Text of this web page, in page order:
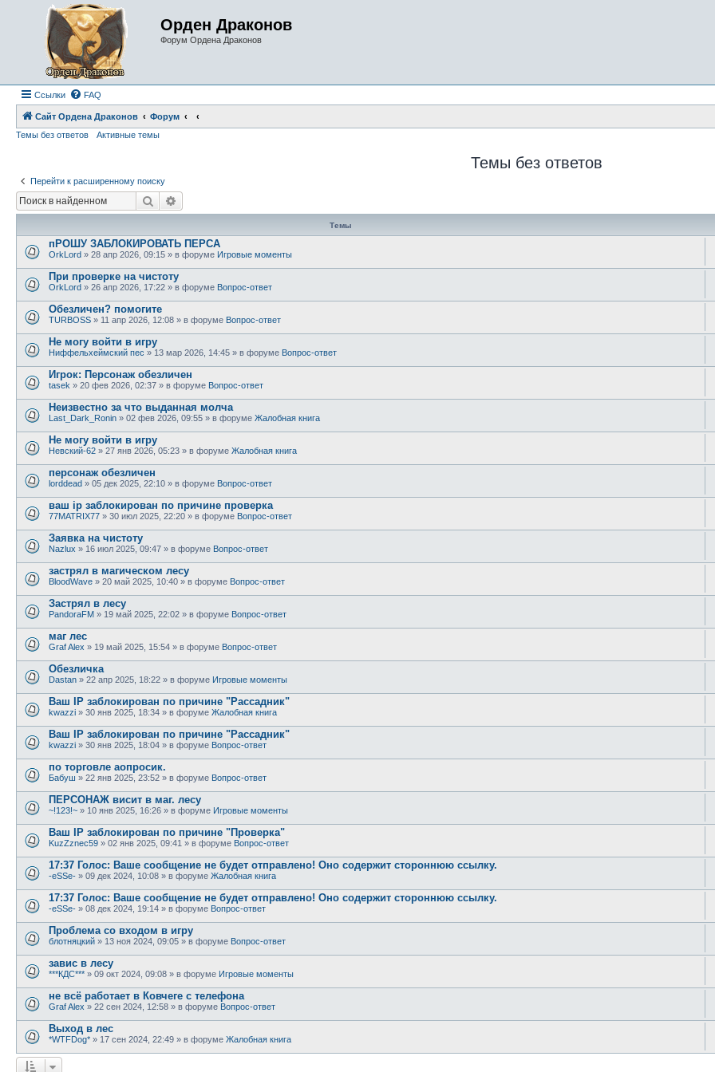
Орден Драконов
Форум Ордена Драконов
Ссылки FAQ
Сайт Ордена Драконов
Форум
Темы без ответов
Активные темы
Темы без ответов
Перейти к расширенному поиску
Поиск
Темы
пРОШУ ЗАБЛОКИРОВАТЬ ПЕРСА
OrkLord » 28 апр 2026, 09:15 » в форуме Игровые моменты
При проверке на чистоту
OrkLord » 26 апр 2026, 17:22 » в форуме Вопрос-ответ
Обезличен? помогите
TURBOSS » 11 апр 2026, 12:08 » в форуме Вопрос-ответ
Не могу войти в игру
Ниффельхеймский пес » 13 мар 2026, 14:45 » в форуме Вопрос-ответ
Игрок: Персонаж обезличен
tasek » 20 фев 2026, 02:37 » в форуме Вопрос-ответ
Неизвестно за что выданная молча
Last_Dark_Ronin » 02 фев 2026, 09:55 » в форуме Жалобная книга
Не могу войти в игру
Невский-62 » 27 янв 2026, 05:23 » в форуме Жалобная книга
персонаж обезличен
lorddead » 05 дек 2025, 22:10 » в форуме Вопрос-ответ
ваш ip заблокирован по причине проверка
77MATRIX77 » 30 июл 2025, 22:20 » в форуме Вопрос-ответ
Заявка на чистоту
Nazlux » 16 июл 2025, 09:47 » в форуме Вопрос-ответ
застрял в магическом лесу
BloodWave » 20 май 2025, 10:40 » в форуме Вопрос-ответ
Застрял в лесу
PandoraFM » 19 май 2025, 22:02 » в форуме Вопрос-ответ
маг лес
Graf Alex » 19 май 2025, 15:54 » в форуме Вопрос-ответ
Обезличка
Dastan » 22 апр 2025, 18:22 » в форуме Игровые моменты
Ваш IP заблокирован по причине "Рассадник"
kwazzi » 30 янв 2025, 18:34 » в форуме Жалобная книга
Ваш IP заблокирован по причине "Рассадник"
kwazzi » 30 янв 2025, 18:04 » в форуме Вопрос-ответ
по торговле аопросик.
Бабуш » 22 янв 2025, 23:52 » в форуме Вопрос-ответ
ПЕРСОНАЖ висит в маг. лесу
~!123!~ » 10 янв 2025, 16:26 » в форуме Игровые моменты
Ваш IP заблокирован по причине "Проверка"
KuzZznec59 » 02 янв 2025, 09:41 » в форуме Вопрос-ответ
17:37 Голос: Ваше сообщение не будет отправлено! Оно содержит стороннюю ссылку.
-eSSe- » 09 дек 2024, 10:08 » в форуме Жалобная книга
17:37 Голос: Ваше сообщение не будет отправлено! Оно содержит стороннюю ссылку.
-eSSe- » 08 дек 2024, 19:14 » в форуме Вопрос-ответ
Проблема со входом в игру
блотняцкий » 13 ноя 2024, 09:05 » в форуме Вопрос-ответ
завис в лесу
***КДС*** » 09 окт 2024, 09:08 » в форуме Игровые моменты
не всё работает в Ковчеге с телефона
Graf Alex » 22 сен 2024, 12:58 » в форуме Вопрос-ответ
Выход в лес
*WTFDog* » 17 сен 2024, 22:49 » в форуме Жалобная книга